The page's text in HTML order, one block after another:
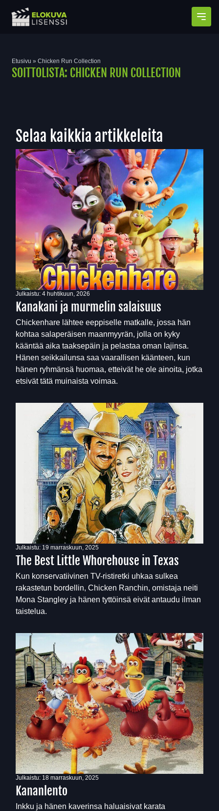
Etusivu » Chicken Run Collection
SOITTOLISTA: CHICKEN RUN COLLECTION
Selaa kaikkia artikkeleita
Julkaistu: 4 huhtikuun, 2026
Kanakani ja murmelin salaisuus
Chickenhare lähtee eeppiselle matkalle, jossa hän
kohtaa salaperäisen maanmyyrän, jolla on kyky
kääntää aika taaksepäin ja pelastaa oman lajinsa.
Hänen seikkailunsa saa vaarallisen käänteen, kun
hänen ryhmänsä huomaa, etteivät he ole ainoita, jotka
etsivät tätä muinaista voimaa.
Julkaistu: 19 marraskuun, 2025
The Best Little Whorehouse in Texas
Kun konservatiivinen TV-ristiretki uhkaa sulkea
rakastetun bordellin, Chicken Ranchin, omistaja neiti
Mona Stangley ja hänen tyttöinsä eivät antaudu ilman
taistelua.
Julkaistu: 18 marraskuun, 2025
Kananlento
Inkku ja hänen kaverinsa haluaisivat karata